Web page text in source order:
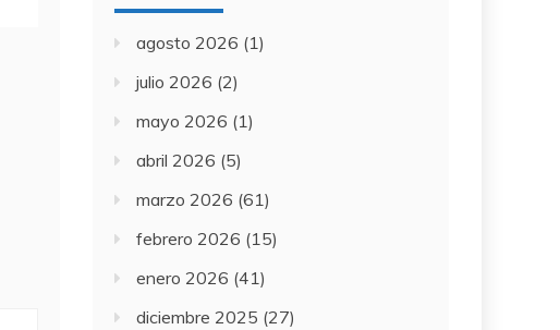
agosto 2026 (1)
julio 2026 (2)
mayo 2026 (1)
abril 2026 (5)
marzo 2026 (61)
febrero 2026 (15)
enero 2026 (41)
diciembre 2025 (27)